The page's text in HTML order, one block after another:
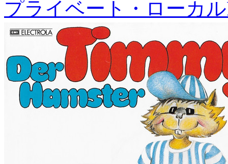
プライベート・ローカル